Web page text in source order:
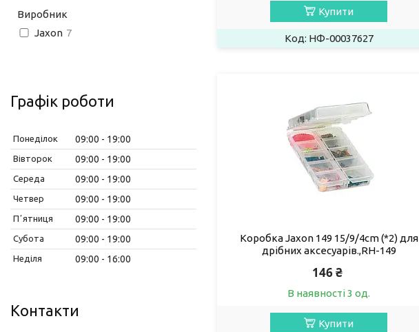
Купити
НФ-00037627
Коробка Jaxon 149 15/9/4cm (*2) для
дрібних аксесуарів.,RH-149
146 ₴
В наявності 3 од.
Купити
Виробник
Jaxon 7
Графік роботи
Понеділок 09:00 19:00
Вівторок 09:00 19:00
Середа 09:00 19:00
Четвер 09:00 19:00
Пʼятниця 09:00 19:00
Субота 09:00 19:00
Неділя 09:00 16:00
Контакти